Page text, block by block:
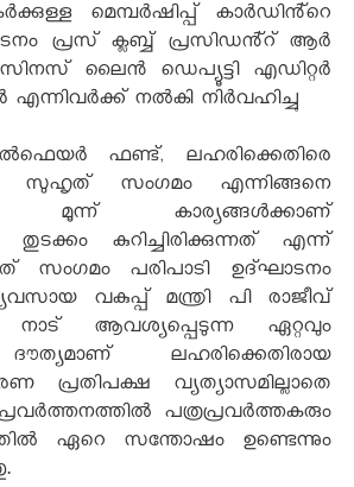
മെമ്പർഷിപ്പ് കാർഡിൻ്റെ
പ്രസ് ക്ലബ്ബ് പ്രസിഡൻ്റ് ആർ
ലൈൻ ഡെപ്യൂട്ടി എഡിറ്റർ
നൽകി നിർവഹിച്ചു
ഫണ്ട്, ലഹരിക്കെതിരെ
സുഹൃത് സംഗമം എന്നിങ്ങനെ
മൂന്ന് കാര്യങ്ങൾക്കാണ്
കുറിച്ചിരിക്കുന്നത് എന്ന്
പരിപാടി ഉദ്ഘാടനം
വകുപ്പ് മന്ത്രി പി രാജീവ്
ആവശ്യപ്പെടുന്ന ഏറ്റവും
ദൗത്യമാണ് ലഹരിക്കെതിരായ
പ്രതിപക്ഷ വ്യത്യാസമില്ലാതെ
പത്രപ്രവർത്തകരും
ഏറെ സന്തോഷം ഉണ്ടെന്നും